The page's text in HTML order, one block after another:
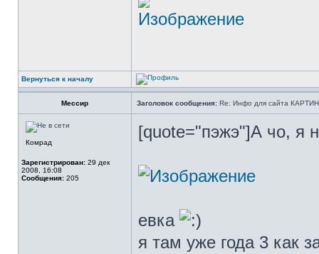
Вернуться к началу
Мессир Заголовок сообщения: Re: Инфо для сайта
Комрад
Зарегистрирован: 29 дек
2008, 16:08
Сообщения: 205
[quote="пэжэ"]А чо, я
евка
я там уже года 3 как